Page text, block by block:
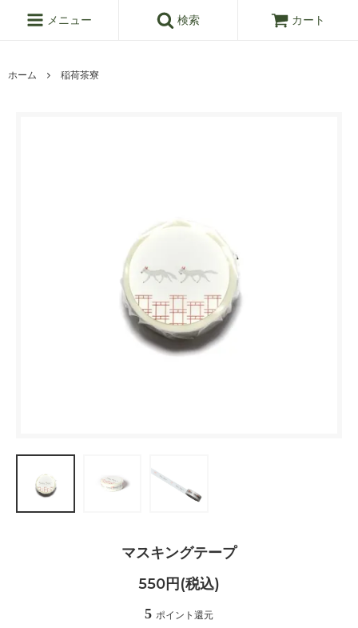
メニュー 検索 カート
ホーム 稲荷茶寮
マスキングテープ
550円(税込)
5 ポイント還元